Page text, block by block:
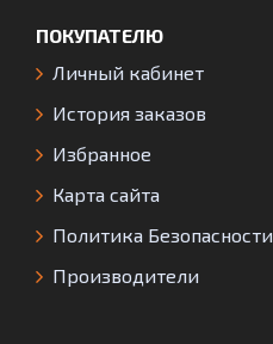
ПОКУПАТЕЛЮ
Личный кабинет
История заказов
Избранное
Карта сайта
Политика Безопасности
Производители